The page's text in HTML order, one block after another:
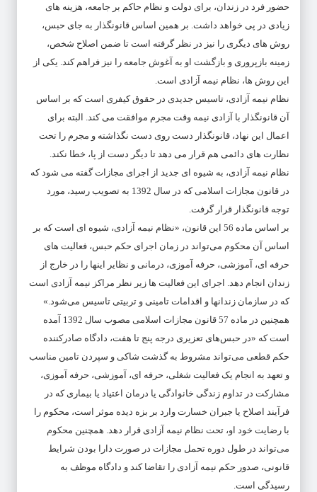
حضور فرد در زندان، برای دولت و نظام حاکم بر جامعه، هزینه های
زیادی در پی خواهد داشت. بر همین اساس قانونگذار به جای حبس،
روش های دیگری را نیز در نظر گرفته است تا ضمن اصلاح شخص،
زمینه بازپروری و بازگشت او به آغوش جامعه را نیز فراهم کند. یکی از
این روش ها، نظام نیمه آزادی است.
نظام نیمه آزادی، تاسیس جدیدی در حقوق کیفری است که بر اساس
آن قانونگذار با آزادی نیمه وقت مجرم موافقت می کند. البته برای
اعمال این نهاد، قانونگذار دست روی دست نگذاشته و مجرم را تحت
نظارت های دائمی هم قرار می دهد تا دیگر دست از پا، خطا نکند.
نظام نیمه آزادی، به شیوه ای جدید از اجرای مجازات گفته می شود که
در قانون مجازات اسلامی که در سال 1392 به تصویب رسید، مورد
توجه قانونگذار قرار گرفت.
بر اساس ماده 56 این قانون، «نظام نیمه آزادی، شیوه ای است که بر
اساس آن محکوم می‌تواند در زمان اجرای حکم حبس، فعالیت های
حرفه ای، آموزشی، حرفه آموزی، درمانی و نظایر اینها را در خارج از
زندان انجام دهد. اجرای این فعالیت ها زیر نظر مراکز نیمه آزادی است
که در سازمان زندانها و اقدامات تامینی و تربیتی تاسیس می‌شود.»
همچنین در ماده 57 قانون مجازات اسلامی مصوب سال 1392 آمده
است که «در حبس‌های تعزیری درجه پنج تا هفت، دادگاه صادرکننده
حکم قطعی می‌تواند مشروط به گذشت شاکی و سپردن تامین مناسب
و تعهد به انجام یک فعالیت شغلی، حرفه ای، آموزشی، حرفه آموزی،
مشارکت در تداوم زندگی خانوادگی یا درمان اعتیاد یا بیماری که در
فرآیند اصلاح یا جبران خسارت وارد بر بزه دیده موثر است، محکوم را
با رضایت خود او، تحت نظام نیمه آزادی قرار دهد. همچنین محکوم
می‌تواند در طول دوره تحمل مجازات در صورت دارا بودن شرایط
قانونی، صدور حکم نیمه آزادی را تقاضا کند و دادگاه موظف به
رسیدگی است.